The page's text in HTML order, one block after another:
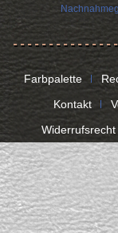
Farbpalette
Kontakt
Widerrufsrecht